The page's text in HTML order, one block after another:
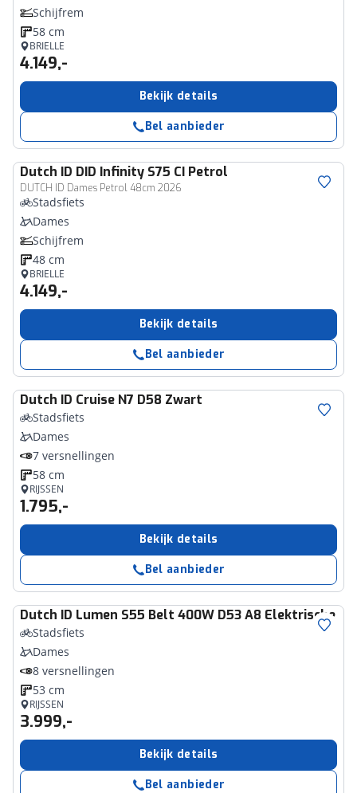
Schijfrem
58 cm
BRIELLE
4.149,-
Bekijk details
Bel aanbieder
Dutch ID DID Infinity S75 CI Petrol
DUTCH ID Dames Petrol 48cm 2026
Stadsfiets
Dames
Schijfrem
48 cm
BRIELLE
4.149,-
Bekijk details
Bel aanbieder
Dutch ID Cruise N7 D58 Zwart
Stadsfiets
Dames
7 versnellingen
58 cm
RIJSSEN
1.795,-
Bekijk details
Bel aanbieder
Dutch ID Lumen S55 Belt 400W D53 A8 Elektrische
Stadsfiets
Dames
8 versnellingen
53 cm
RIJSSEN
3.999,-
Bekijk details
Bel aanbieder